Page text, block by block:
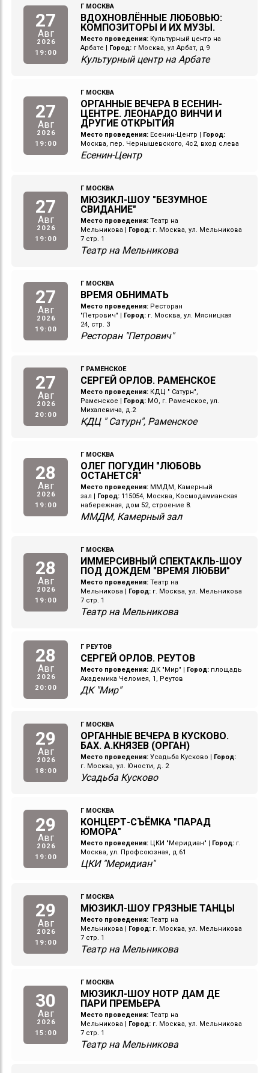
27
Авг
2026
19:00
Г МОСКВА
ВДОХНОВЛЁННЫЕ ЛЮБОВЬЮ:
КОМПОЗИТОРЫ И ИХ МУЗЫ.
Место проведения: Культурный центр на
Арбате
Город: г Москва, ул Арбат, д 9
Культурный центр на Арбате
27
Авг
2026
19:00
Г МОСКВА
ОРГАННЫЕ ВЕЧЕРА В ЕСЕНИН-
ЦЕНТРЕ. ЛЕОНАРДО ВИНЧИ И
ДРУГИЕ ОТКРЫТИЯ
Место проведения: Есенин-Центр
Город:
Москва, пер. Чернышевского, 4с2, вход слева
Есенин-Центр
27
Авг
2026
19:00
Г МОСКВА
МЮЗИКЛ-ШОУ "БЕЗУМНОЕ
СВИДАНИЕ"
Место проведения: Театр на
Мельникова
Город: г. Москва, ул. Мельникова
7 стр. 1
Театр на Мельникова
27
Авг
2026
19:00
Г МОСКВА
ВРЕМЯ ОБНИМАТЬ
Место проведения: Ресторан
"Петрович"
Город: г. Москва, ул. Мясницкая
24, стр. 3
Ресторан "Петрович"
27
Авг
2026
20:00
Г РАМЕНСКОЕ
СЕРГЕЙ ОРЛОВ. РАМЕНСКОЕ
Место проведения: КДЦ " Сатурн",
Раменское
Город: МО, г. Раменское, ул.
Михалевича, д.2
КДЦ " Сатурн", Раменское
28
Авг
2026
19:00
Г МОСКВА
ОЛЕГ ПОГУДИН "ЛЮБОВЬ
ОСТАНЕТСЯ"
Место проведения: ММДМ, Камерный
зал
Город: 115054, Москва, Космодамианская
набережная, дом 52, строение 8.
ММДМ, Камерный зал
28
Авг
2026
19:00
Г МОСКВА
ИММЕРСИВНЫЙ СПЕКТАКЛЬ-ШОУ
ПОД ДОЖДЕМ "ВРЕМЯ ЛЮБВИ"
Место проведения: Театр на
Мельникова
Город: г. Москва, ул. Мельникова
7 стр. 1
Театр на Мельникова
28
Авг
2026
20:00
Г РЕУТОВ
СЕРГЕЙ ОРЛОВ. РЕУТОВ
Место проведения: ДК "Мир" | Город: площадь
Академика Челомея, 1, Реутов
ДК "Мир"
29
Авг
2026
18:00
Г МОСКВА
ОРГАННЫЕ ВЕЧЕРА В КУСКОВО.
БАХ. А.КНЯЗЕВ (ОРГАН)
Место проведения: Усадьба Кусково
Город:
г. Москва, ул. Юности, д. 2
Усадьба Кусково
29
Авг
2026
19:00
Г МОСКВА
КОНЦЕРТ-СЪЁМКА "ПАРАД
ЮМОРА"
Место проведения: ЦКИ "Меридиан" Город: г.
Москва, ул. Профсоюзная, д.61
ЦКИ "Меридиан"
29
Авг
2026
19:00
Г МОСКВА
МЮЗИКЛ-ШОУ ГРЯЗНЫЕ ТАНЦЫ
Место проведения: Театр на
Мельникова
Город: г. Москва, ул. Мельникова
7 стр. 1
Театр на Мельникова
30
Авг
2026
15:00
Г МОСКВА
МЮЗИКЛ-ШОУ НОТР ДАМ ДЕ
ПАРИ ПРЕМЬЕРА
Место проведения: Театр на
Мельникова
Город: г. Москва, ул. Мельникова
7 стр. 1
Театр на Мельникова